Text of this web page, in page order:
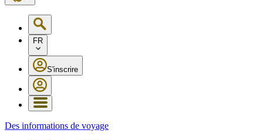
FR
S'inscrire
Des informations de voyage